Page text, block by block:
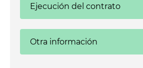
Ejecución del contrato
Otra información